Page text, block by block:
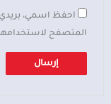
احفظ اسمي، بريدي
المتصفح